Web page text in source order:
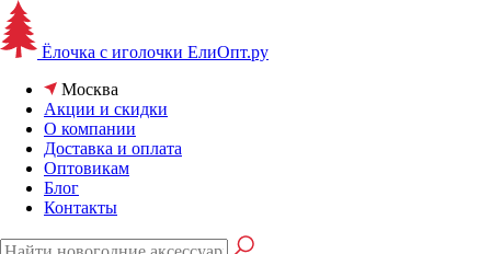
Ёлочка с иголочки ЕлиОпт.ру
Москва
Акции и скидки
О компании
Доставка и оплата
Оптовикам
Блог
Контакты